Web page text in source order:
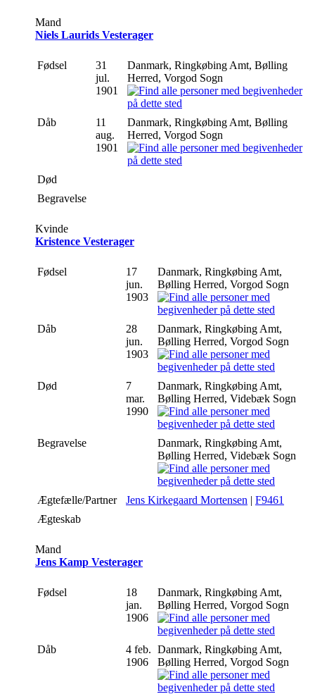
Mand
Niels Laurids Vesterager
Fødsel
31
jul.
1901
Danmark, Ringkøbing Amt, Bølling
Herred, Vorgod Sogn
Dåb
11
aug.
1901
Danmark, Ringkøbing Amt, Bølling
Herred, Vorgod Sogn
Død
Begravelse
Kvinde
Kristence Vesterager
Fødsel
17
jun.
1903
Danmark, Ringkøbing Amt,
Bølling Herred, Vorgod Sogn
Dåb
28
jun.
1903
Danmark, Ringkøbing Amt,
Bølling Herred, Vorgod Sogn
Død
7
mar.
1990
Danmark, Ringkøbing Amt,
Bølling Herred, Videbæk Sogn
Begravelse
Danmark, Ringkøbing Amt,
Bølling Herred, Videbæk Sogn
Ægtefælle/Partner Jens Kirkegaard Mortensen | F9461
Ægteskab
Mand
Jens Kamp Vesterager
Fødsel
18
jan.
1906
Danmark, Ringkøbing Amt,
Bølling Herred, Vorgod Sogn
Dåb
4 feb.
1906
Danmark, Ringkøbing Amt,
Bølling Herred, Vorgod Sogn